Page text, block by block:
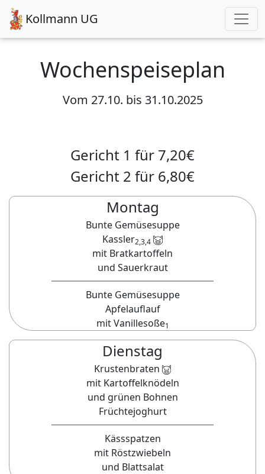
Kollmann UG
Wochenspeiseplan
Vom 27.10. bis 31.10.2025
Gericht 1 für 7,20€
Gericht 2 für 6,80€
Montag
Bunte Gemüsesuppe
Kassler2,3,4
mit Bratkartoffeln
und Sauerkraut
Bunte Gemüsesuppe
Apfelauflauf
mit Vanillesoße1
Dienstag
Krustenbraten
mit Kartoffelknödeln
und grünen Bohnen
Früchtejoghurt
Kässspatzen
mit Röstzwiebeln
und Blattsalat